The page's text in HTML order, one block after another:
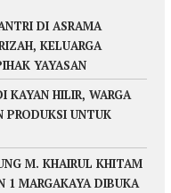
DI ASRAMA
KELUARGA
YAYASAN
KAYAN HILIR, WARGA
PRODUKSI UNTUK
M. KHAIRUL KHITAM
1 MARGAKAYA DIBUKA